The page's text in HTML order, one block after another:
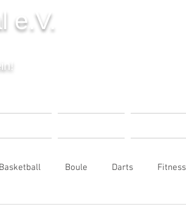
e.V.
Basketball Boule Darts Fitness